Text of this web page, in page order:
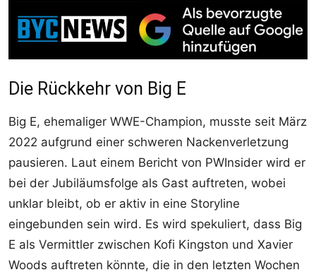
Die Rückkehr von Big E
Big E, ehemaliger WWE-Champion, musste seit März
2022 aufgrund einer schweren Nackenverletzung
pausieren. Laut einem Bericht von PWInsider wird er
bei der Jubiläumsfolge als Gast auftreten, wobei
unklar bleibt, ob er aktiv in eine Storyline
eingebunden sein wird. Es wird spekuliert, dass Big
E als Vermittler zwischen Kofi Kingston und Xavier
Woods auftreten könnte, die in den letzten Wochen